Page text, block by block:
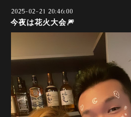
2025-02-21 20:46:00
今夜は花火大会🎆